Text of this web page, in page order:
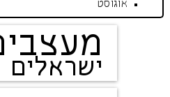
אוגוסט
ישראלים